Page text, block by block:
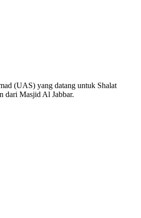
(UAS) yang datang untuk Shalat
dari Masjid Al Jabbar.